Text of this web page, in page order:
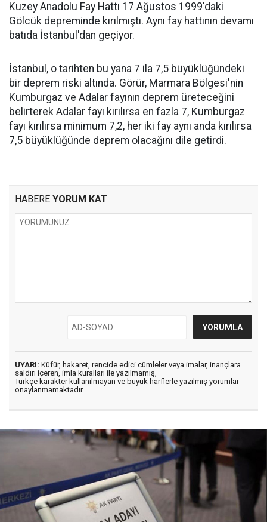
Kuzey Anadolu Fay Hattı 17 Ağustos 1999'daki
Gölcük depreminde kırılmıştı. Aynı fay hattının devamı
batıda İstanbul'dan geçiyor.
İstanbul, o tarihten bu yana 7 ila 7,5 büyüklüğündeki
bir deprem riski altında. Görür, Marmara Bölgesi'nin
Kumburgaz ve Adalar fayının deprem üreteceğini
belirterek Adalar fayı kırılırsa en fazla 7, Kumburgaz
fayı kırılırsa minimum 7,2, her iki fay aynı anda kırılırsa
7,5 büyüklüğünde deprem olacağını dile getirdi.
HABERE YORUM KAT
UYARI: Küfür, hakaret, rencide edici cümleler veya imalar, inançlara
saldırı içeren, imla kuralları ile yazılmamış,
Türkçe karakter kullanılmayan ve büyük harflerle yazılmış yorumlar
onaylanmamaktadır.